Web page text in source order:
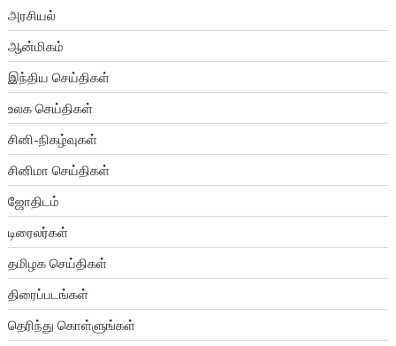
அரசியல்
ஆன்மிகம்
இந்திய செய்திகள்
உலக செய்திகள்
சினி-நிகழ்வுகள்
சினிமா செய்திகள்
ஜோதிடம்
டிரைலர்கள்
தமிழக செய்திகள்
திரைப்படங்கள்
தெரிந்து கொள்ளுங்கள்